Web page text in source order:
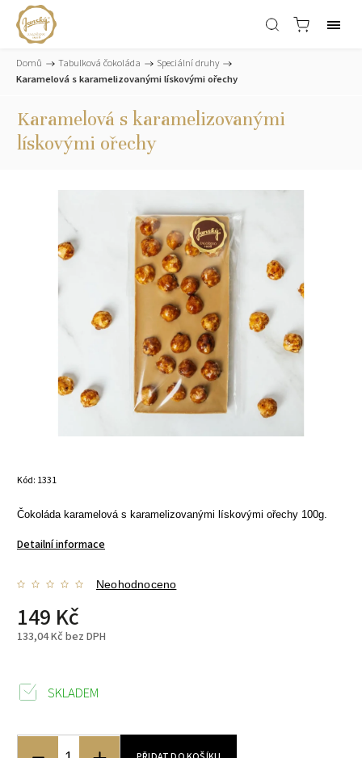
Domů / Tabulková čokoláda / Speciální druhy /
Karamelová s karamelizovanými lískovými ořechy
Karamelová s karamelizovanými
lískovými ořechy
Kód: 1331
Čokoláda karamelová s karamelizovanými lískovými ořechy 100g.
Detailní informace
Neohodnoceno
149 Kč
133,04 Kč bez DPH
SKLADEM